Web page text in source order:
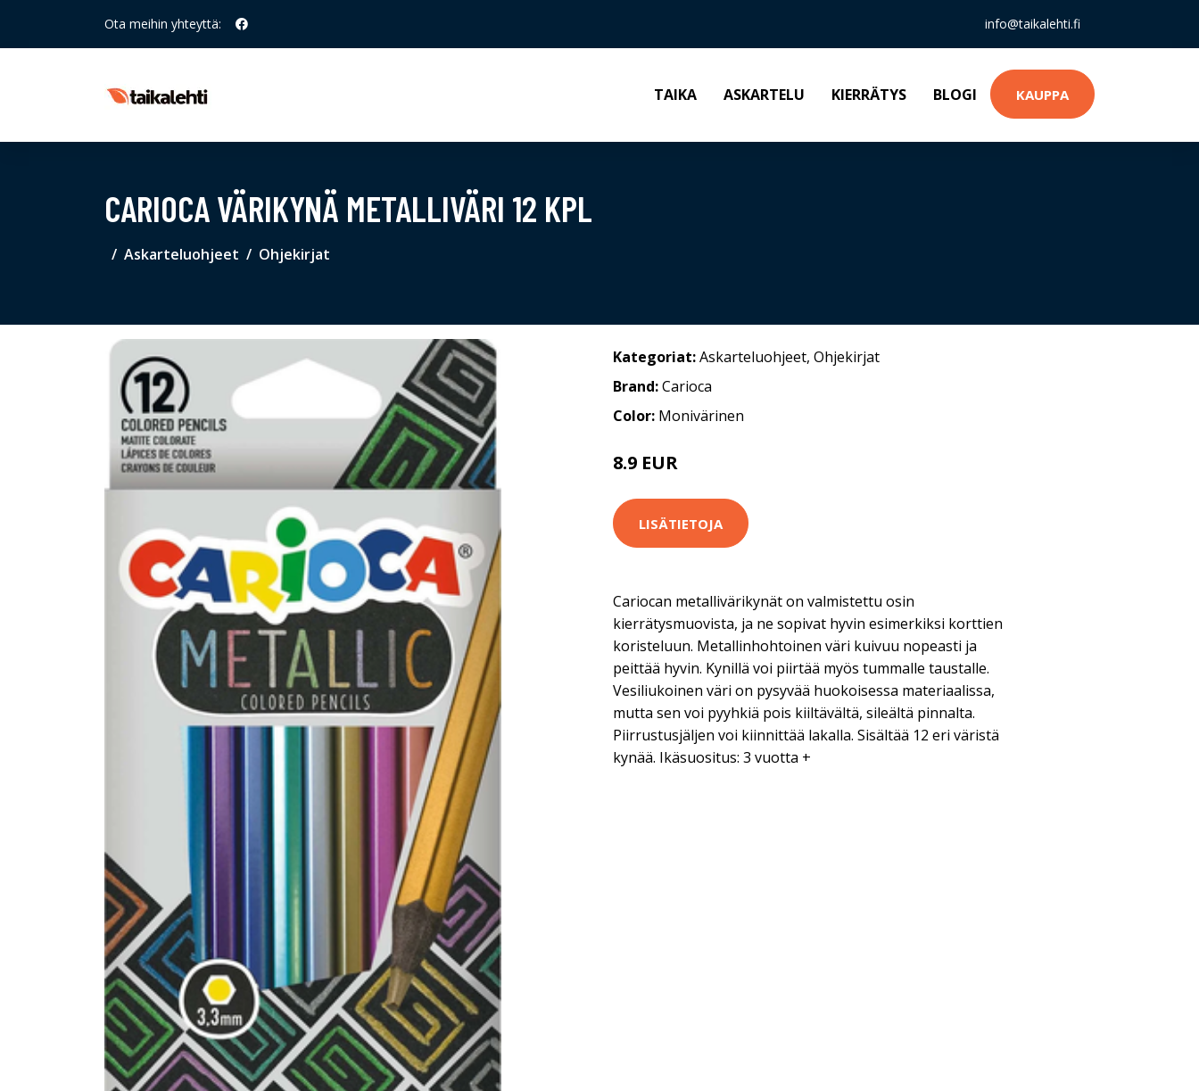
Ota meihin yhteyttä: info@taikalehti.fi
TAIKA ASKARTELU KIERRÄTYS BLOGI KAUPPA
CARIOCA VÄRIKYNÄ METALLIVÄRI 12 KPL
Askarteluohjeet Ohjekirjat
Kategoriat:Askarteluohjeet, Ohjekirjat
Brand:Carioca
Color: Monivärinen
8.9 EUR
LISÄTIETOJA
Cariocan metallivärikynät on valmistettu osin
kierrätysmuovista, ja ne sopivat hyvin esimerkiksi korttien
koristeluun. Metallinhohtoinen väri kuivuu nopeasti ja
peittää hyvin. Kynillä voi piirtää myös tummalle taustalle.
Vesiliukoinen väri on pysyvää huokoisessa materiaalissa,
mutta sen voi pyyhkiä pois kiiltävältä, sileältä pinnalta.
Piirrustusjäljen voi kiinnittää lakalla. Sisältää 12 eri väristä
kynää. Ikäsuositus: 3 vuotta +